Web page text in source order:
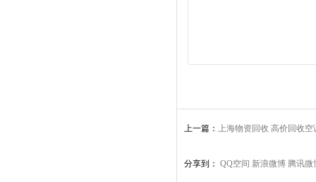
上一篇： 上海物资回收 高价回收
分享到： QQ空间 新浪微博 腾讯微